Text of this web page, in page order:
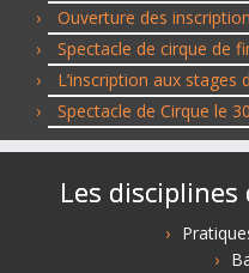
Ouverture des
Spectacle de cirque de
L’inscription aux stages
Spectacle de Cirque le
Les disciplines